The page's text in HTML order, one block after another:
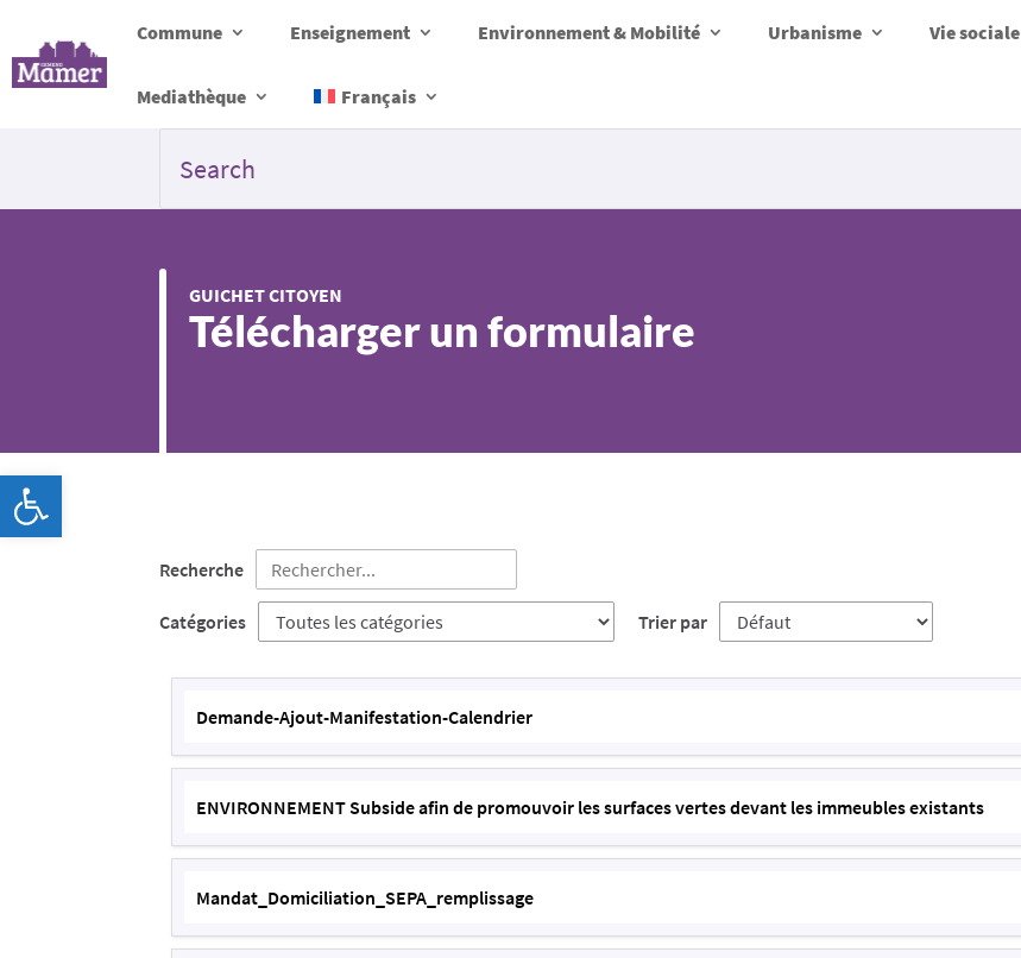
Commune Enseignement Environnement & Mobilité Urbanisme Vie sociale
Mediathèque Français
GUICHET CITOYEN
Télécharger un formulaire
Recherche
Catégories Trier par
Demande-Ajout-Manifestation-Calendrier
ENVIRONNEMENT Subside afin de promouvoir les surfaces vertes devant les immeubles existants
Mandat_Domiciliation_SEPA_remplissage
Ouvrir la barre d’outils